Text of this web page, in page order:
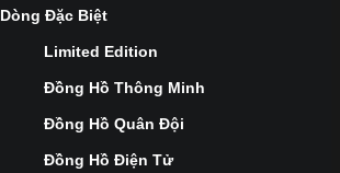
Dòng Đặc Biệt
Limited Edition
Đồng Hồ Thông Minh
Đồng Hồ Quân Đội
Đồng Hồ Điện Tử